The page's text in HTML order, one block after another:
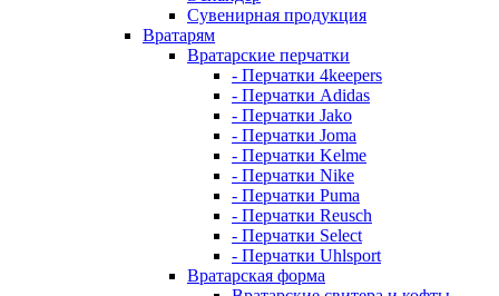
Сувенирная продукция
Вратарям
Вратарские перчатки
- Перчатки 4keepers
- Перчатки Adidas
- Перчатки Jako
- Перчатки Joma
- Перчатки Kelme
- Перчатки Nike
- Перчатки Puma
- Перчатки Reusch
- Перчатки Select
- Перчатки Uhlsport
Вратарская форма